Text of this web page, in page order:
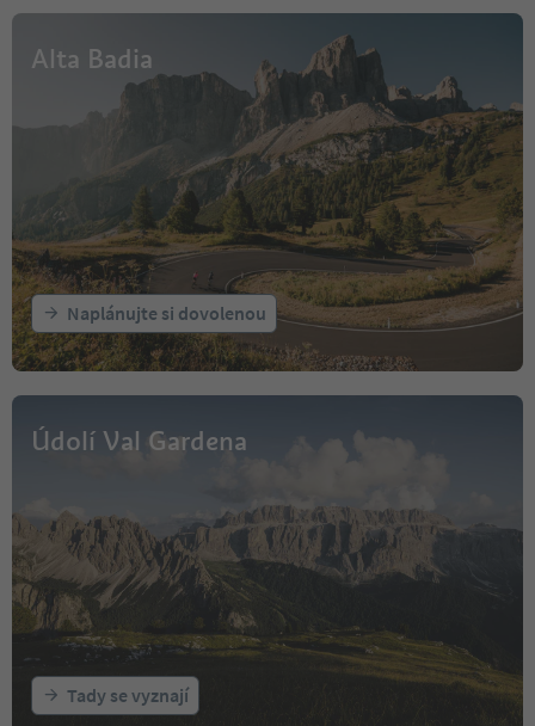
ace, and invite visitors to rediscov
nhood on an aesthetic level.
An ex
hibition that harmoniously combi
nes art, nature and contemplatio
Alta Badia
Naplánujte si dovolenou
Údolí Val Gardena
Tady se vyznají